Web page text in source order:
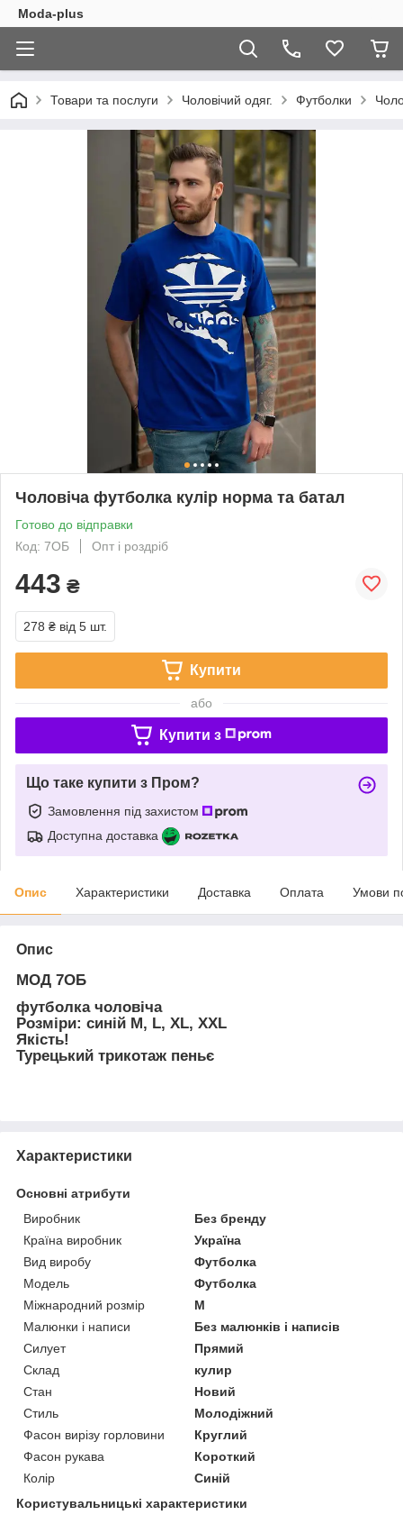
Moda-plus
Товари та послуги Чоловічий одяг. Футболки
Чоловіча футболка кулір норма та батал
Готово до відправки
Код: 7ОБ
Опт і роздріб
443 ₴
278 ₴ від 5 шт.
Купити
або
Купити з
Що таке купити з Пром?
Замовлення під захистом
Доступна доставка
Опис Характеристики Доставка Оплата Умови
Опис
МОД 7ОБ
футболка чоловіча
Розміри: синій М, L, XL, XXL
Якість!
Турецький трикотаж пеньє
Характеристики
Основні атрибути
Виробник
Без бренду
Країна виробник
Україна
Вид виробу
Футболка
Модель
Футболка
Міжнародний розмір
M
Малюнки і написи
Без малюнків і написів
Силует
Прямий
Склад
кулир
Стан
Новий
Стиль
Молодіжний
Фасон вирізу горловини
Круглий
Фасон рукава
Короткий
Колір
Синій
Користувальницькі характеристики